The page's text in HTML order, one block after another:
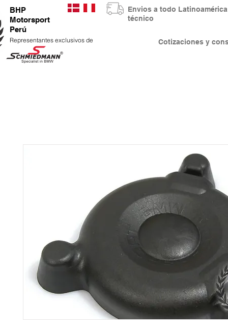
BHP
Motorsport
Perú
Representantes exclusivos de Cotizaciones y
Envios a todo
técnico